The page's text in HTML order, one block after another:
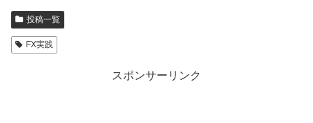
投稿一覧
FX実践
スポンサーリンク